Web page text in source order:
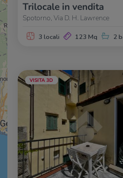
Trilocale in vendita
Spotorno, Via D. H. Lawrence
3 locali 123 Mq 2
VISITA 3D